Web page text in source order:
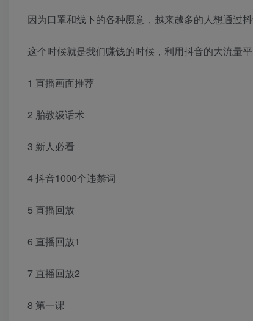
因为口罩和线下的各种愿意，越来越多的人想通过抖
这个时候就是我们赚钱的时候，利用抖音的大流量平
1 直播画面推荐
2 胎教级话术
3 新人必看
4 抖音1000个违禁词
5 直播回放
6 直播回放1
7 直播回放2
8 第一课